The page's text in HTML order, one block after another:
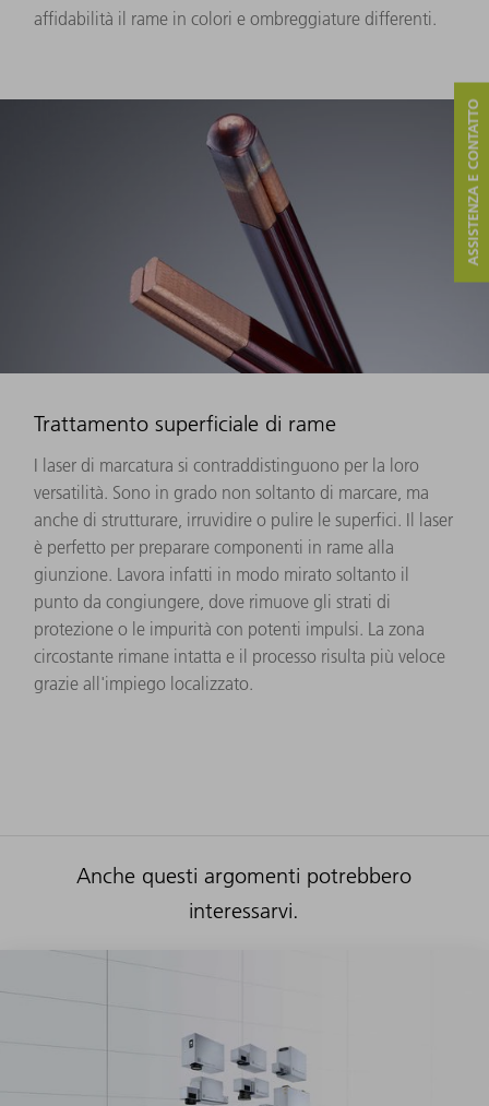
affidabilità il rame in colori e ombreggiature differenti.
Trattamento superficiale di rame
I laser di marcatura si contraddistinguono per la loro
versatilità. Sono in grado non soltanto di marcare, ma
anche di strutturare, irruvidire o pulire le superfici. Il laser
è perfetto per preparare componenti in rame alla
giunzione. Lavora infatti in modo mirato soltanto il
punto da congiungere, dove rimuove gli strati di
protezione o le impurità con potenti impulsi. La zona
circostante rimane intatta e il processo risulta più veloce
grazie all'impiego localizzato.
Anche questi argomenti potrebbero
interessarvi.
ASSISTENZA E CONTATTO